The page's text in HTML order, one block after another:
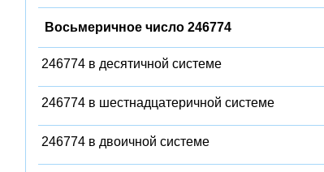
Восьмеричное число 246774
246774 в десятичной системе
246774 в шестнадцатеричной системе
246774 в двоичной системе